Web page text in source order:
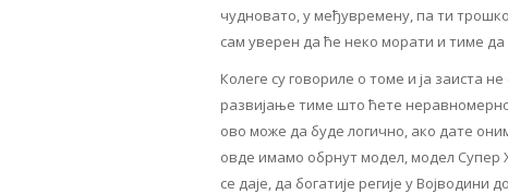
чудновато, у међувремену, па ти
сам уверен да ће неко морати и тиме да
Колеге су говориле о томе и ја заиста
развијање тиме што ћете
ово може да буде логично, ако дате
овде имамо обрнут модел, модел Супер
се даје, да богатије регије у